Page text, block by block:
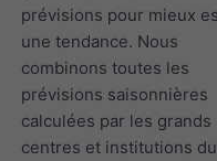
prévisions pour mieux
une tendance. Nous
combinons toutes les
prévisions saisonnières
calculées par les grands
centres et institutions du